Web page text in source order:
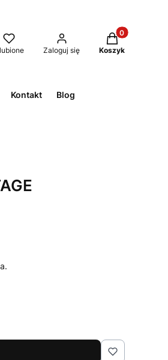
Zaloguj się
Produkty w
Koszyk
Kontakt Blog